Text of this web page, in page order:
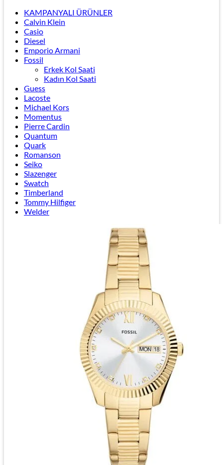
KAMPANYALI ÜRÜNLER
Calvin Klein
Casio
Diesel
Emporio Armani
Fossil
Erkek Kol Saati
Kadın Kol Saati
Guess
Lacoste
Michael Kors
Momentus
Pierre Cardin
Quantum
Quark
Romanson
Seiko
Slazenger
Swatch
Timberland
Tommy Hilfiger
Welder